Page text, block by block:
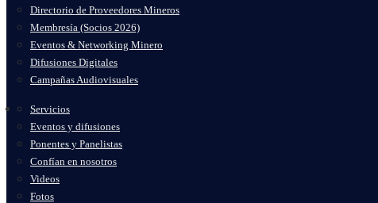
Directorio de Proveedores Mineros
Membresía (Socios 2026)
Eventos & Networking Minero
Difusiones Digitales
Campañas Audiovisuales
Servicios
Eventos y difusiones
Ponentes y Panelistas
Confían en nosotros
Videos
Fotos